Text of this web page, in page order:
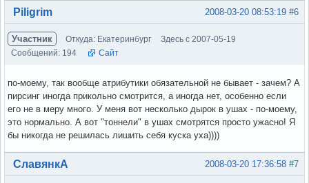
Вне форума #6
2008-03-20 08:53:19
Piligrim
Участник Откуда: Екатеринбург
Здесь с 2007-05-19
Сообщений: 194
Сайт
по-моему, так вообще атрибутики обязательной не бывает - зачем? А
пирсинг иногда прикольно смотрится, а иногда нет, особенно если
его не в меру много. У меня вот несколько дырок в ушах - по-моему,
это нормально. А вот "тоннели" в ушах смотрятся просто ужасно! Я
бы никогда не решилась лишить себя куска уха))))
Вне форума #7
2008-03-20 17:36:58
СлавянкА